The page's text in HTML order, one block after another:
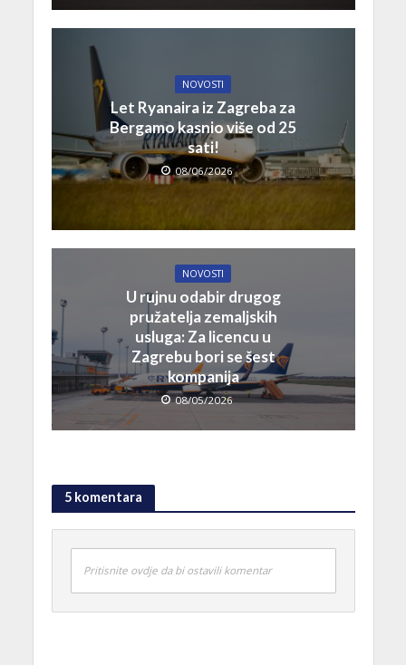
NOVOSTI
Let Ryanaira iz Zagreba za
Bergamo kasnio više od 25
sati!
08/06/2026
NOVOSTI
U rujnu odabir drugog
pružatelja zemaljskih
usluga: Za licencu u
Zagrebu bori se šest
kompanija
08/05/2026
5 komentara
Pritisnite ovdje da bi ostavili komentar